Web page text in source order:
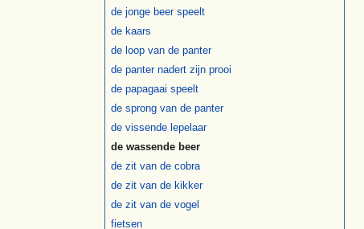
de jonge beer speelt
de kaars
de loop van de panter
de panter nadert zijn prooi
de papagaai speelt
de sprong van de panter
de vissende lepelaar
de wassende beer
de zit van de cobra
de zit van de kikker
de zit van de vogel
fietsen